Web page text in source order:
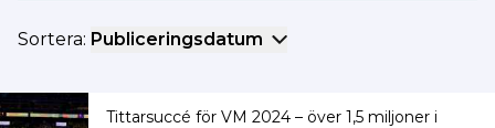
Sortera: Publiceringsdatum
Tittarsuccé för VM 2024 – över 1,5 miljoner i